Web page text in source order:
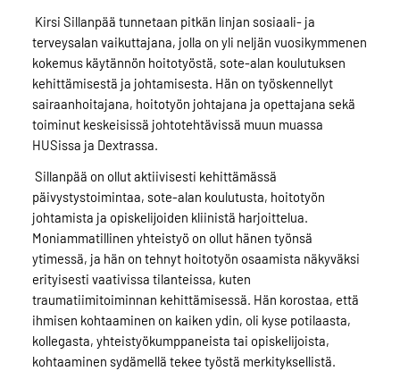
Kirsi Sillanpää tunnetaan pitkän linjan sosiaali- ja
terveysalan vaikuttajana, jolla on yli neljän vuosikymmenen
kokemus käytännön hoitotyöstä, sote-alan koulutuksen
kehittämisestä ja johtamisesta. Hän on työskennellyt
sairaanhoitajana, hoitotyön johtajana ja opettajana sekä
toiminut keskeisissä johtotehtävissä muun muassa
HUSissa ja Dextrassa.
Sillanpää on ollut aktiivisesti kehittämässä
päivystystoimintaa, sote-alan koulutusta, hoitotyön
johtamista ja opiskelijoiden kliinistä harjoittelua.
Moniammatillinen yhteistyö on ollut hänen työnsä
ytimessä, ja hän on tehnyt hoitotyön osaamista näkyväksi
erityisesti vaativissa tilanteissa, kuten
traumatiimitoiminnan kehittämisessä. Hän korostaa, että
ihmisen kohtaaminen on kaiken ydin, oli kyse potilaasta,
kollegasta, yhteistyökumppaneista tai opiskelijoista,
kohtaaminen sydämellä tekee työstä merkityksellistä.